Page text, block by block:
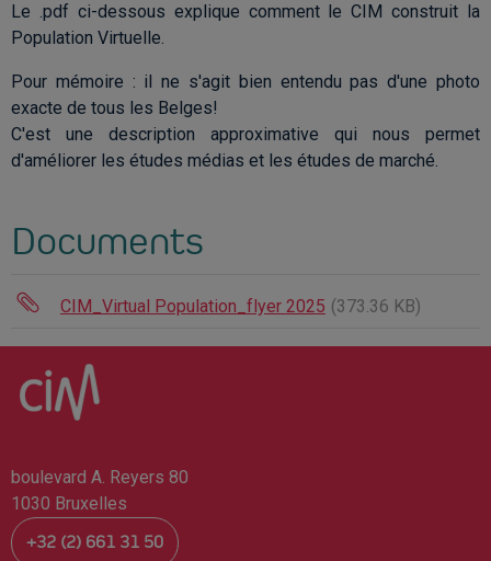
Le .pdf ci-dessous explique comment le CIM construit la
Population Virtuelle.
Pour mémoire : il ne s'agit bien entendu pas d'une photo
exacte de tous les Belges!
C'est une description approximative qui nous permet
d'améliorer les études médias et les études de marché.
Documents
CIM_Virtual Population_flyer 2025 (373.36 KB)
boulevard A. Reyers 80
1030 Bruxelles
+32 (2) 661 31 50